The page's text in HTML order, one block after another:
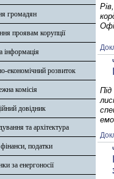
громадян
проявам корупції
інформація
економічний розвиток
комісія
довідник
та архітектура
податки
за енергоносії